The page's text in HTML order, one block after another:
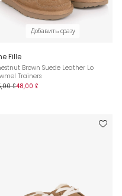
Добавить сразу
Fille
Brown Suede Leather Lo
Trainers
£48,00 £